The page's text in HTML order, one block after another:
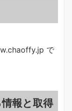
で
報と取得